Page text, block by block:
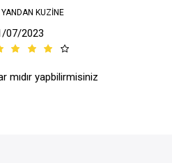
YANDAN KUZINE
07/2023
mıdır yapbilirmisiniz